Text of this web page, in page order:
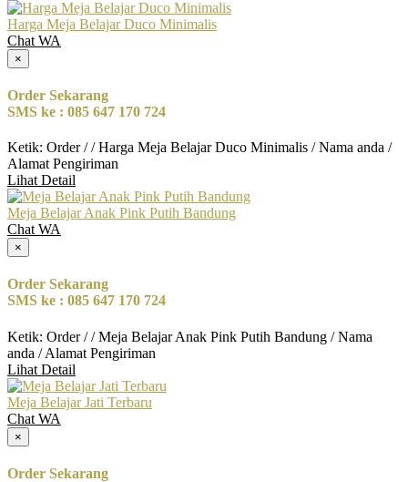
Harga Meja Belajar Duco Minimalis
Chat WA
×
Order Sekarang
SMS ke : 085 647 170 724
Ketik: Order / / Harga Meja Belajar Duco Minimalis / Nama anda /
Alamat Pengiriman
Lihat Detail
Meja Belajar Anak Pink Putih Bandung
Chat WA
×
Order Sekarang
SMS ke : 085 647 170 724
Ketik: Order / / Meja Belajar Anak Pink Putih Bandung / Nama
anda / Alamat Pengiriman
Lihat Detail
Meja Belajar Jati Terbaru
Chat WA
×
Order Sekarang